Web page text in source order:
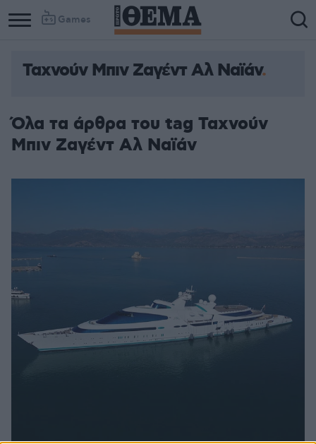
Games
Ταχνούν Μπιν Ζαγέντ Αλ Ναϊάν
Όλα τα άρθρα του tag Ταχνούν
Μπιν Ζαγέντ Αλ Ναϊάν